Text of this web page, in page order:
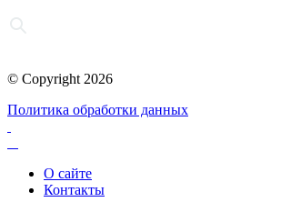
© Copyright 2026
Политика обработки данных
О сайте
Контакты